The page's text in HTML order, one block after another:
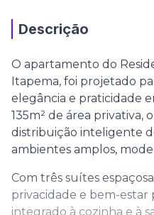
Descrição
O apartamento do
Itapema, foi projetado
elegância e praticidade
135m² de área privativa,
distribuição inteligente
ambientes amplos,
Com três suítes
privacidade e bem-estar
integrado à cozinha e à